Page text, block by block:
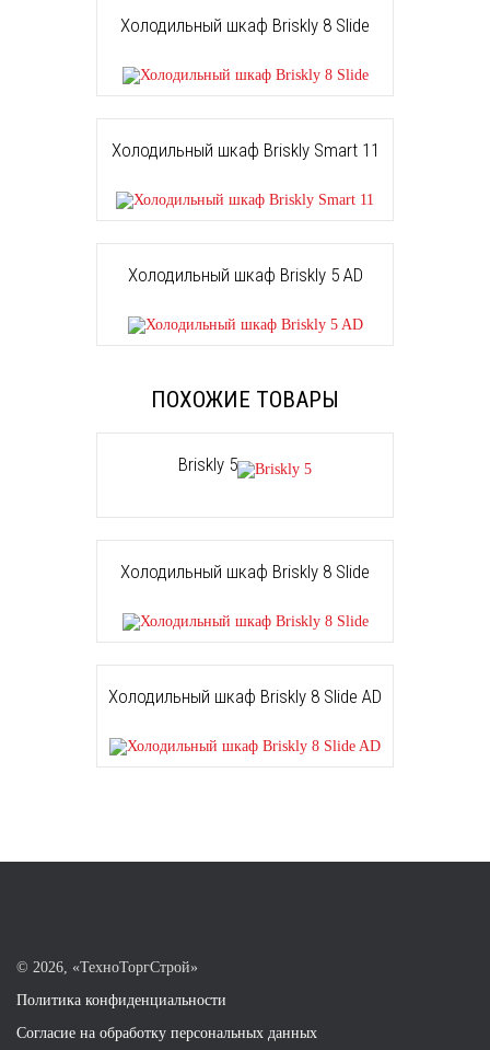
Холодильный шкаф Briskly 8 Slide
Холодильный шкаф Briskly Smart 11
Холодильный шкаф Briskly 5 AD
ПОХОЖИЕ ТОВАРЫ
Briskly 5
Холодильный шкаф Briskly 8 Slide
Холодильный шкаф Briskly 8 Slide AD
© 2026, «ТехноТоргСтрой»
Политика конфиденциальности
Согласие на обработку персональных данных